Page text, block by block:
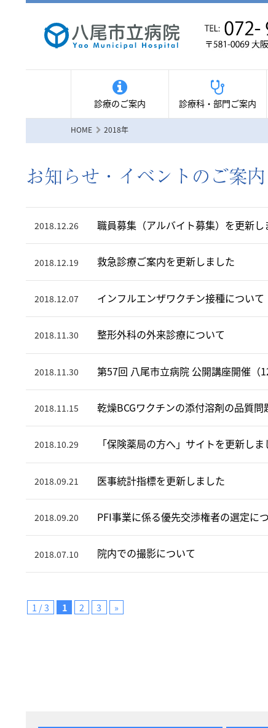
診療のご案内 診療科・部門ご案内
HOME 2018年
お知らせ・イベントのご案内
2018.12.26 職員募集（アルバイト募集）を更新し
2018.12.19 救急診療ご案内を更新しました
2018.12.07 インフルエンザワクチン接種について
2018.11.30 整形外科の外来診療について
2018.11.30 第57回 八尾市立病院 公開講座開催（
2018.11.15 乾燥BCGワクチンの添付溶剤の品質
2018.10.29 「保険薬局の方へ」サイトを更新しま
2018.09.21 医事統計指標を更新しました
2018.09.20 PFI事業に係る優先交渉権者の選定に
2018.07.10 院内での撮影について
1 / 3 1 2 3 »